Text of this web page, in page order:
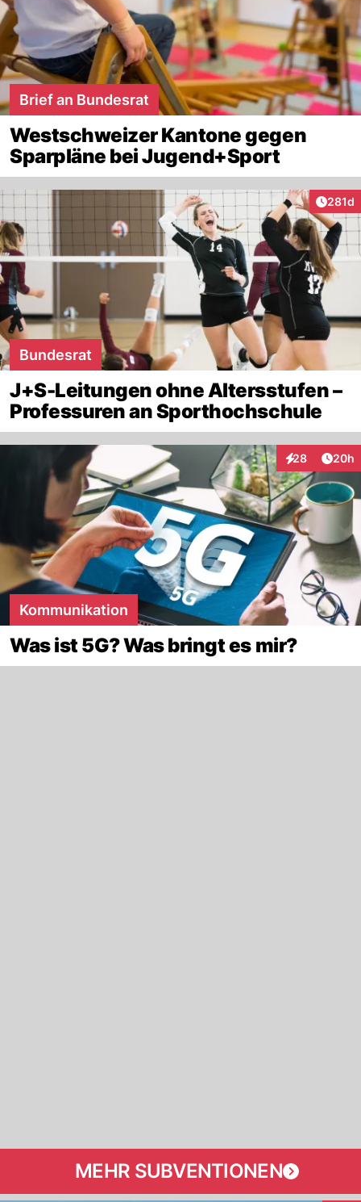
Brief an Bundesrat
Westschweizer Kantone gegen
Sparpläne bei Jugend+Sport
281d
Bundesrat
J+S-Leitungen ohne Altersstufen –
Professuren an Sporthochschule
28
Interaktionen
20h
Kommunikation
Was ist 5G? Was bringt es mir?
MEHR SUBVENTIONEN